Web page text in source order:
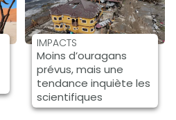
IMPACTS
Moins d’ouragans
prévus, mais une
tendance inquiète les
scientifiques